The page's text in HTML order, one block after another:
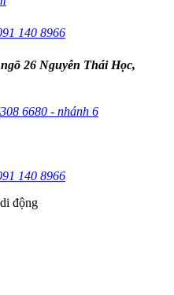
140 8966
26 Nguyễn Thái Học,
6680 - nhánh 6
140 8966
động